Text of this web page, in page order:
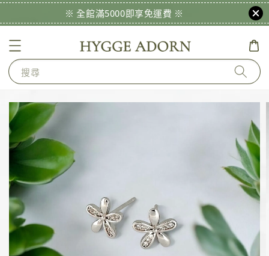
※ 全館滿5000即享免運費 ※
搜尋